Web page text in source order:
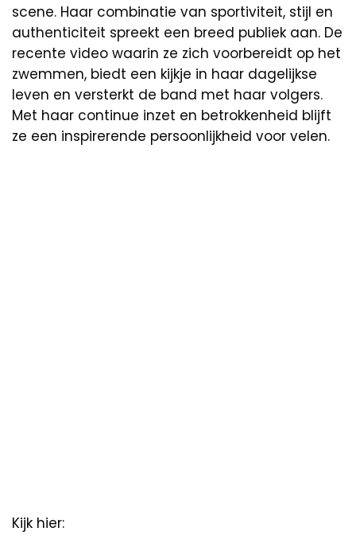
scene. Haar combinatie van sportiviteit, stijl en
authenticiteit spreekt een breed publiek aan. De
recente video waarin ze zich voorbereidt op het
zwemmen, biedt een kijkje in haar dagelijkse
leven en versterkt de band met haar volgers.
Met haar continue inzet en betrokkenheid blijft
ze een inspirerende persoonlijkheid voor velen.
Kijk hier: